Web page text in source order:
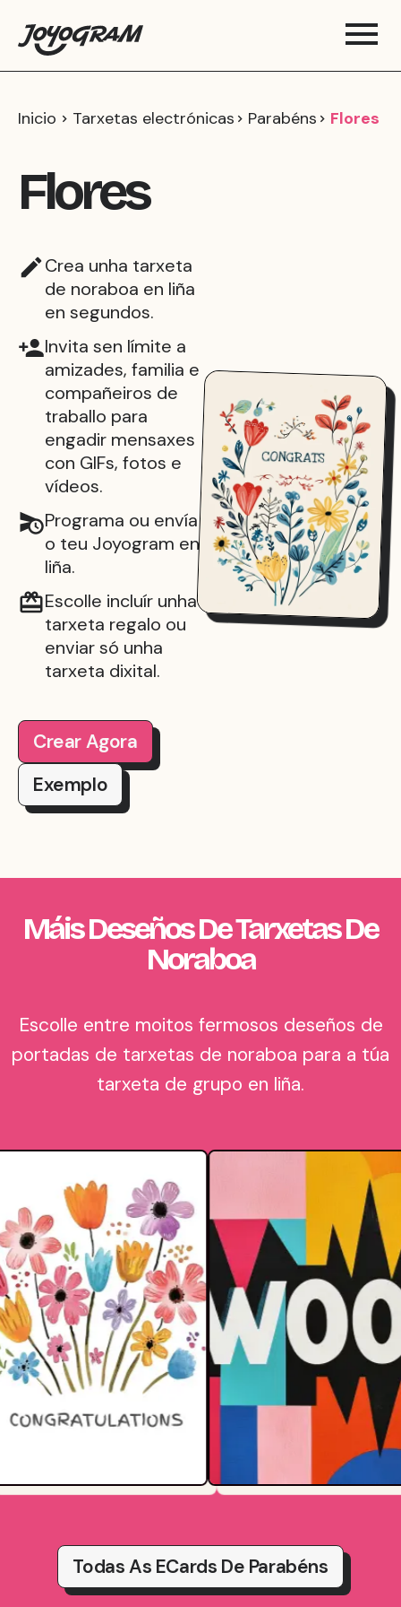
Inicio Tarxetas electrónicas Parabéns Flores
Flores
Crea unha tarxeta
de noraboa en liña
en segundos.
Invita sen límite a
amizades, familia e
compañeiros de
traballo para
engadir mensaxes
con GIFs, fotos e
vídeos.
Programa ou envía
o teu Joyogram en
liña.
Escolle incluír unha
tarxeta regalo ou
enviar só unha
tarxeta dixital.
Crear Agora
Exemplo
Máis Deseños De Tarxetas De
Noraboa
Escolle entre moitos fermosos deseños de
portadas de tarxetas de noraboa para a túa
tarxeta de grupo en liña.
Todas As ECards De Parabéns